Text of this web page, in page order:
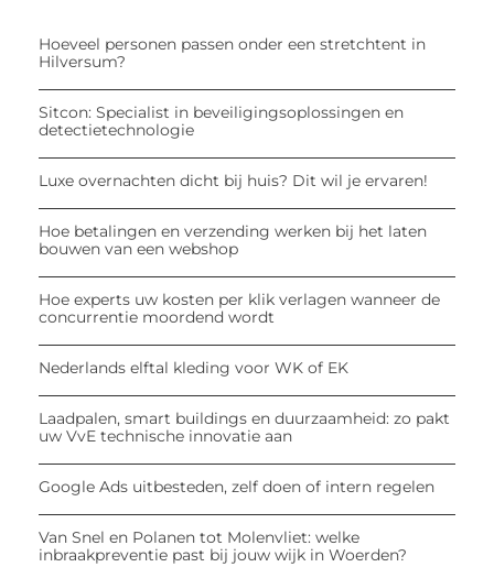
Hoeveel personen passen onder een stretchtent in
Hilversum?
Sitcon: Specialist in beveiligingsoplossingen en
detectietechnologie
Luxe overnachten dicht bij huis? Dit wil je ervaren!
Hoe betalingen en verzending werken bij het laten
bouwen van een webshop
Hoe experts uw kosten per klik verlagen wanneer de
concurrentie moordend wordt
Nederlands elftal kleding voor WK of EK
Laadpalen, smart buildings en duurzaamheid: zo pakt
uw VvE technische innovatie aan
Google Ads uitbesteden, zelf doen of intern regelen
Van Snel en Polanen tot Molenvliet: welke
inbraakpreventie past bij jouw wijk in Woerden?